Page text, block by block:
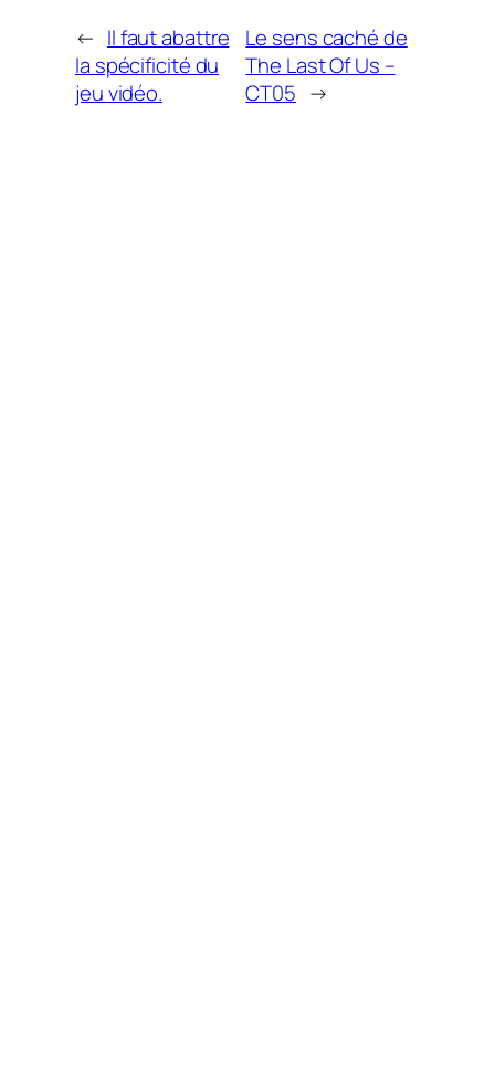
← Il faut abattre
la spécificité du
jeu vidéo.
Le sens caché de
The Last Of Us –
CT05 →